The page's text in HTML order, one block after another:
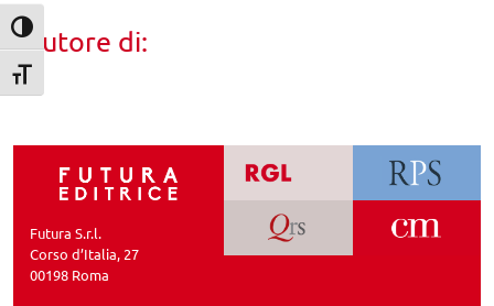
Attiva/disattiva alto contrasto
Attiva/disattiva dimensione testo
Autore di:
Futura S.r.l.
Corso d’Italia, 27
00198 Roma